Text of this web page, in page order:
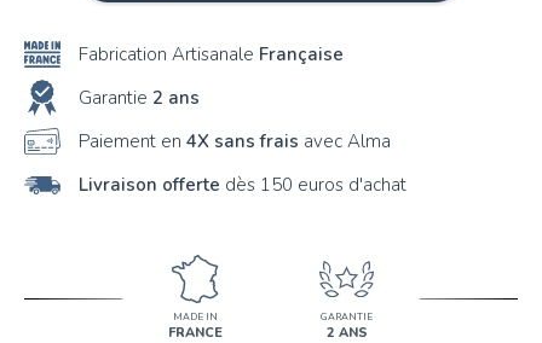
Fabrication Artisanale Française
Garantie 2 ans
Paiement en 4X sans frais avec Alma
Livraison offerte dès 150 euros d'achat
MADE IN
FRANCE
GARANTIE
2 ANS